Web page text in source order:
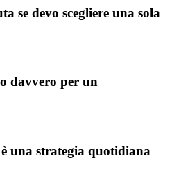
se devo scegliere una sola
davvero per un
una strategia quotidiana